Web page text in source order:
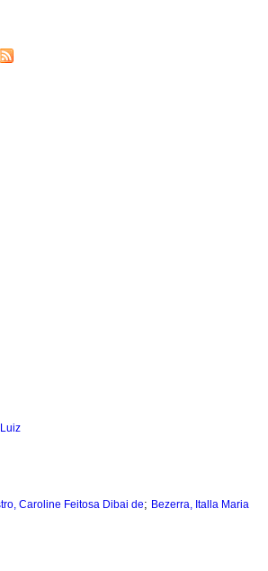
Caroline Feitosa Dibai de; Bezerra, Italla Maria